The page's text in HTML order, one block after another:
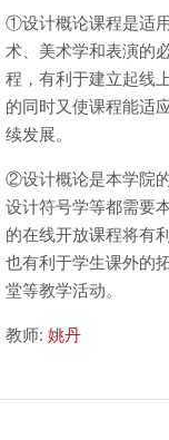
①设计概论课程是适
术、美术学和表演的
程，有利于建立起线
的同时又使课程能适
续发展。
②设计概论是本学院
设计符号学等都需要
的在线开放课程将有
也有利于学生课外的
堂等教学活动。
教师: 姚丹